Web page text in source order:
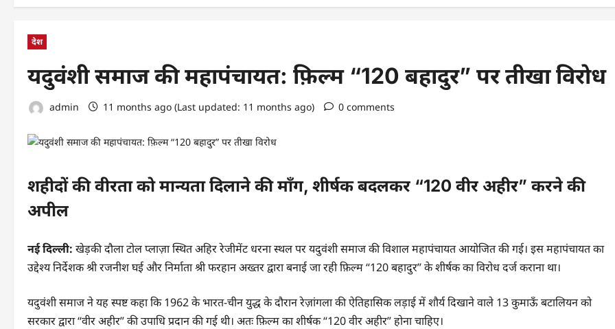
देश
यदुवंशी समाज की महापंचायत: फ़िल्म “120 बहादुर” पर तीखा विरोध
admin 11 months ago (Last updated: 11 months ago) 0 comments
शहीदों की वीरता को मान्यता दिलाने की माँग, शीर्षक बदलकर “120 वीर अहीर” करने की
अपील
नई दिल्ली: खेड़की दौला टोल प्लाज़ा स्थित अहिर रेजीमेंट धरना स्थल पर यदुवंशी समाज की विशाल महापंचायत आयोजित की गई। इस महापंचायत का
उद्देश्य निर्देशक श्री रजनीश घई और निर्माता श्री फरहान अख्तर द्वारा बनाई जा रही फ़िल्म “120 बहादुर” के शीर्षक का विरोध दर्ज कराना था।
यदुवंशी समाज ने यह स्पष्ट कहा कि 1962 के भारत-चीन युद्ध के दौरान रेज़ांगला की ऐतिहासिक लड़ाई में शौर्य दिखाने वाले 13 कुमाऊँ बटालियन को
सरकार द्वारा “वीर अहीर” की उपाधि प्रदान की गई थी। अतः फ़िल्म का शीर्षक “120 वीर अहीर” होना चाहिए।